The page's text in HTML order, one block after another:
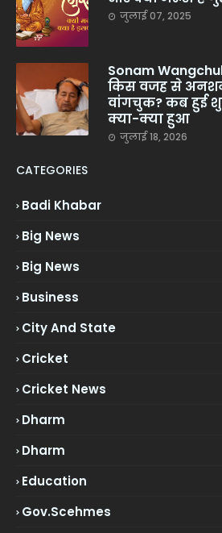
जुलाई 07, 2025
Sonam
किस वजह से
वांगचुक? कब हुई
क्या-क्या हुआ
जुलाई 18, 2026
CATEGORIES
Badi Khabar
Big News
Big News
Business
City And State
Cricket
Cricket News
Dharm
Dharm
Education
Gov.scehmes